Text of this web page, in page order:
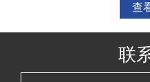
查
联